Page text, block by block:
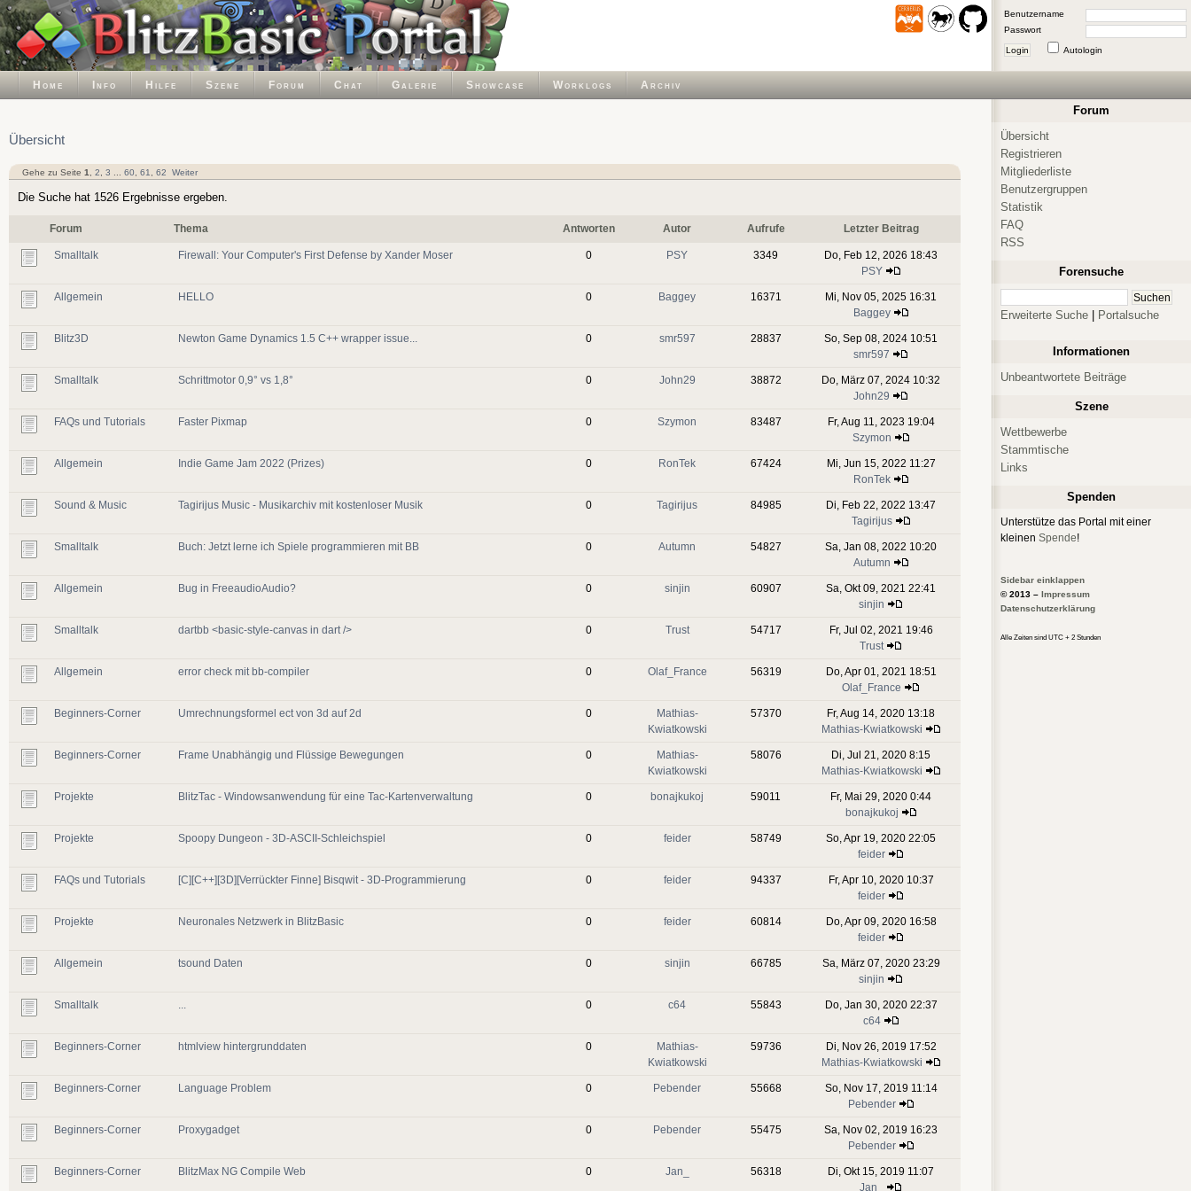
Benutzername
Passwort
Login Autologin
Home Info Hilfe Szene Forum Chat Galerie Showcase Worklogs Archiv
Übersicht
Gehe zu Seite 1 2 3 60 61 62 Weiter
Die Suche hat 1526 Ergebnisse ergeben.
Forum Thema Antworten Autor Aufrufe Letzter Beitrag
Smalltalk Firewall: Your Computer's First Defense by Xander Moser 0 PSY 3349
Do, Feb 12, 2026 18:43
PSY
Allgemein HELLO 0 Baggey 16371
Mi, Nov 05, 2025 16:31
Baggey
Blitz3D Newton Game Dynamics 1.5 C++ wrapper issue... 0 smr597 28837
So, Sep 08, 2024 10:51
smr597
Smalltalk Schrittmotor 0,9° vs 1,8° 0 John29 38872
Do, März 07, 2024 10:32
John29
FAQs und Tutorials Faster Pixmap 0 Szymon 83487
Fr, Aug 11, 2023 19:04
Szymon
Allgemein Indie Game Jam 2022 (Prizes) 0 RonTek 67424
Mi, Jun 15, 2022 11:27
RonTek
Sound & Music Tagirijus Music - Musikarchiv mit kostenloser Musik 0 Tagirijus 84985
Di, Feb 22, 2022 13:47
Tagirijus
Smalltalk Buch: Jetzt lerne ich Spiele programmieren mit BB 0 Autumn 54827
Sa, Jan 08, 2022 10:20
Autumn
Allgemein Bug in FreeaudioAudio? 0 sinjin 60907
Sa, Okt 09, 2021 22:41
sinjin
Smalltalk dartbb <basic-style-canvas in dart /> 0 Trust 54717
Fr, Jul 02, 2021 19:46
Trust
Allgemein error check mit bb-compiler 0 Olaf_France 56319
Do, Apr 01, 2021 18:51
Olaf_France
Beginners-Corner Umrechnungsformel ect von 3d auf 2d 0
Mathias-
Kwiatkowski
57370
Fr, Aug 14, 2020 13:18
Mathias-Kwiatkowski
Beginners-Corner Frame Unabhängig und Flüssige Bewegungen 0
Mathias-
Kwiatkowski
58076
Di, Jul 21, 2020 8:15
Mathias-Kwiatkowski
Projekte BlitzTac - Windowsanwendung für eine Tac-Kartenverwaltung 0 bonajkukoj 59011
Fr, Mai 29, 2020 0:44
bonajkukoj
Projekte Spoopy Dungeon - 3D-ASCII-Schleichspiel 0 feider 58749
So, Apr 19, 2020 22:05
feider
FAQs und Tutorials [C][C++][3D][Verrückter Finne] Bisqwit - 3D-Programmierung 0 feider 94337
Fr, Apr 10, 2020 10:37
feider
Projekte Neuronales Netzwerk in BlitzBasic 0 feider 60814
Do, Apr 09, 2020 16:58
feider
Allgemein tsound Daten 0 sinjin 66785
Sa, März 07, 2020 23:29
sinjin
Smalltalk 0 c64 55843
Do, Jan 30, 2020 22:37
c64
Beginners-Corner htmlview hintergrunddaten 0
Mathias-
Kwiatkowski
59736
Di, Nov 26, 2019 17:52
Mathias-Kwiatkowski
Beginners-Corner Language Problem 0 Pebender 55668
So, Nov 17, 2019 11:14
Pebender
Beginners-Corner Proxygadget 0 Pebender 55475
Sa, Nov 02, 2019 16:23
Pebender
Beginners-Corner BlitzMax NG Compile Web 0 Jan_ 56318
Di, Okt 15, 2019 11:07
Jan_
Forum
Übersicht
Registrieren
Mitgliederliste
Benutzergruppen
Statistik
FAQ
RSS
Forensuche
Erweiterte Suche Portalsuche
Informationen
Unbeantwortete Beiträge
Szene
Wettbewerbe
Stammtische
Links
Spenden
Unterstütze das Portal mit einer
kleinen Spende!
Sidebar einklappen
© 2013 – Impressum
Datenschutzerklärung
Alle Zeiten sind UTC + 2 Stunden